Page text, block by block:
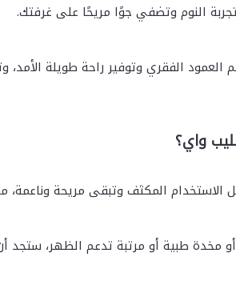
النوم وتضفي جوًا مريحًا على غرفتك.
الفقري وتوفير راحة طويلة الأمد،
واي؟
المكثف وتبقى مريحة وناعمة،
طبية أو مرتبة تدعم الظهر، ستجد